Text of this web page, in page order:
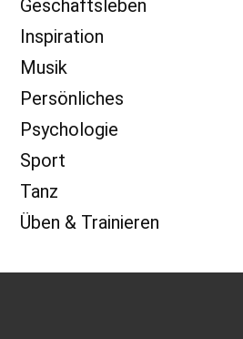
Geschäftsleben
Inspiration
Musik
Persönliches
Psychologie
Sport
Tanz
Üben & Trainieren